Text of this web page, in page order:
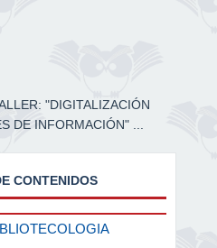
"DIGITALIZACIÓN
DE INFORMACIÓN" ...
CONTENIDOS